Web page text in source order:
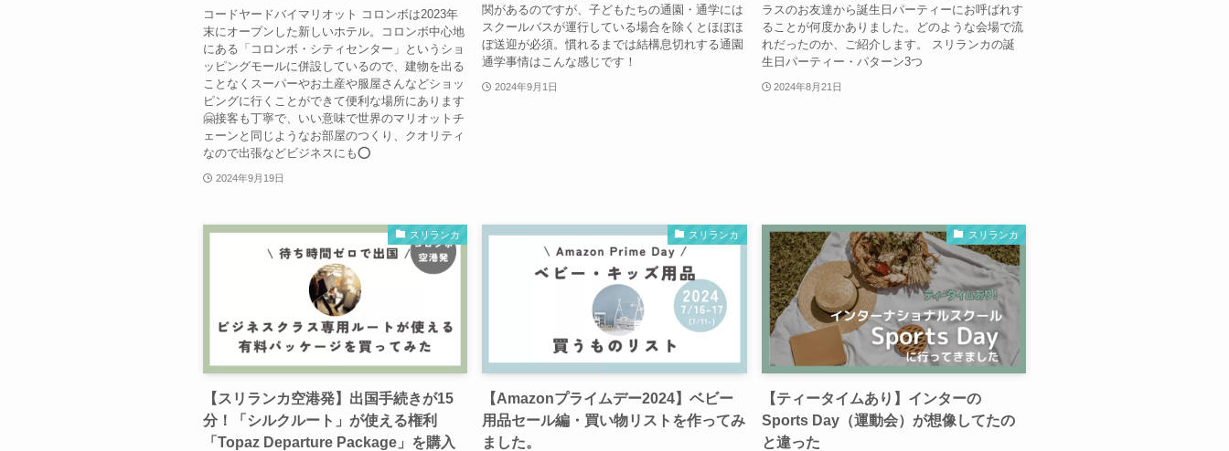
コードヤードバイマリオット コロンボは2023年
末にオープンした新しいホテル。コロンボ中心地
にある「コロンボ・シティセンター」というショ
ッピングモールに併設しているので、建物を出る
ことなくスーパーやお土産や服屋さんなどショッ
ピングに行くことができて便利な場所にあります
🤗接客も丁寧で、いい意味で世界のマリオットチ
ェーンと同じようなお部屋のつくり、クオリティ
なので出張などビジネスにも⭕️
2024年9月19日
関があるのですが、子どもたちの通園・通学には
スクールバスが運行している場合を除くとほぼほ
ぼ送迎が必須。慣れるまでは結構息切れする通園
通学事情はこんな感じです！
2024年9月1日
ラスのお友達から誕生日パーティーにお呼ばれす
ることが何度かありました。どのような会場で流
れだったのか、ご紹介します。 スリランカの誕
生日パーティー・パターン3つ
2024年8月21日
スリランカ
【スリランカ空港発】出国手続きが15
分！「シルクルート」が使える権利
「Topaz Departure Package」を購入
スリランカ
【Amazonプライムデー2024】ベビー
用品セール編・買い物リストを作ってみ
ました。
スリランカ
【ティータイムあり】インターの
Sports Day（運動会）が想像してたの
と違った